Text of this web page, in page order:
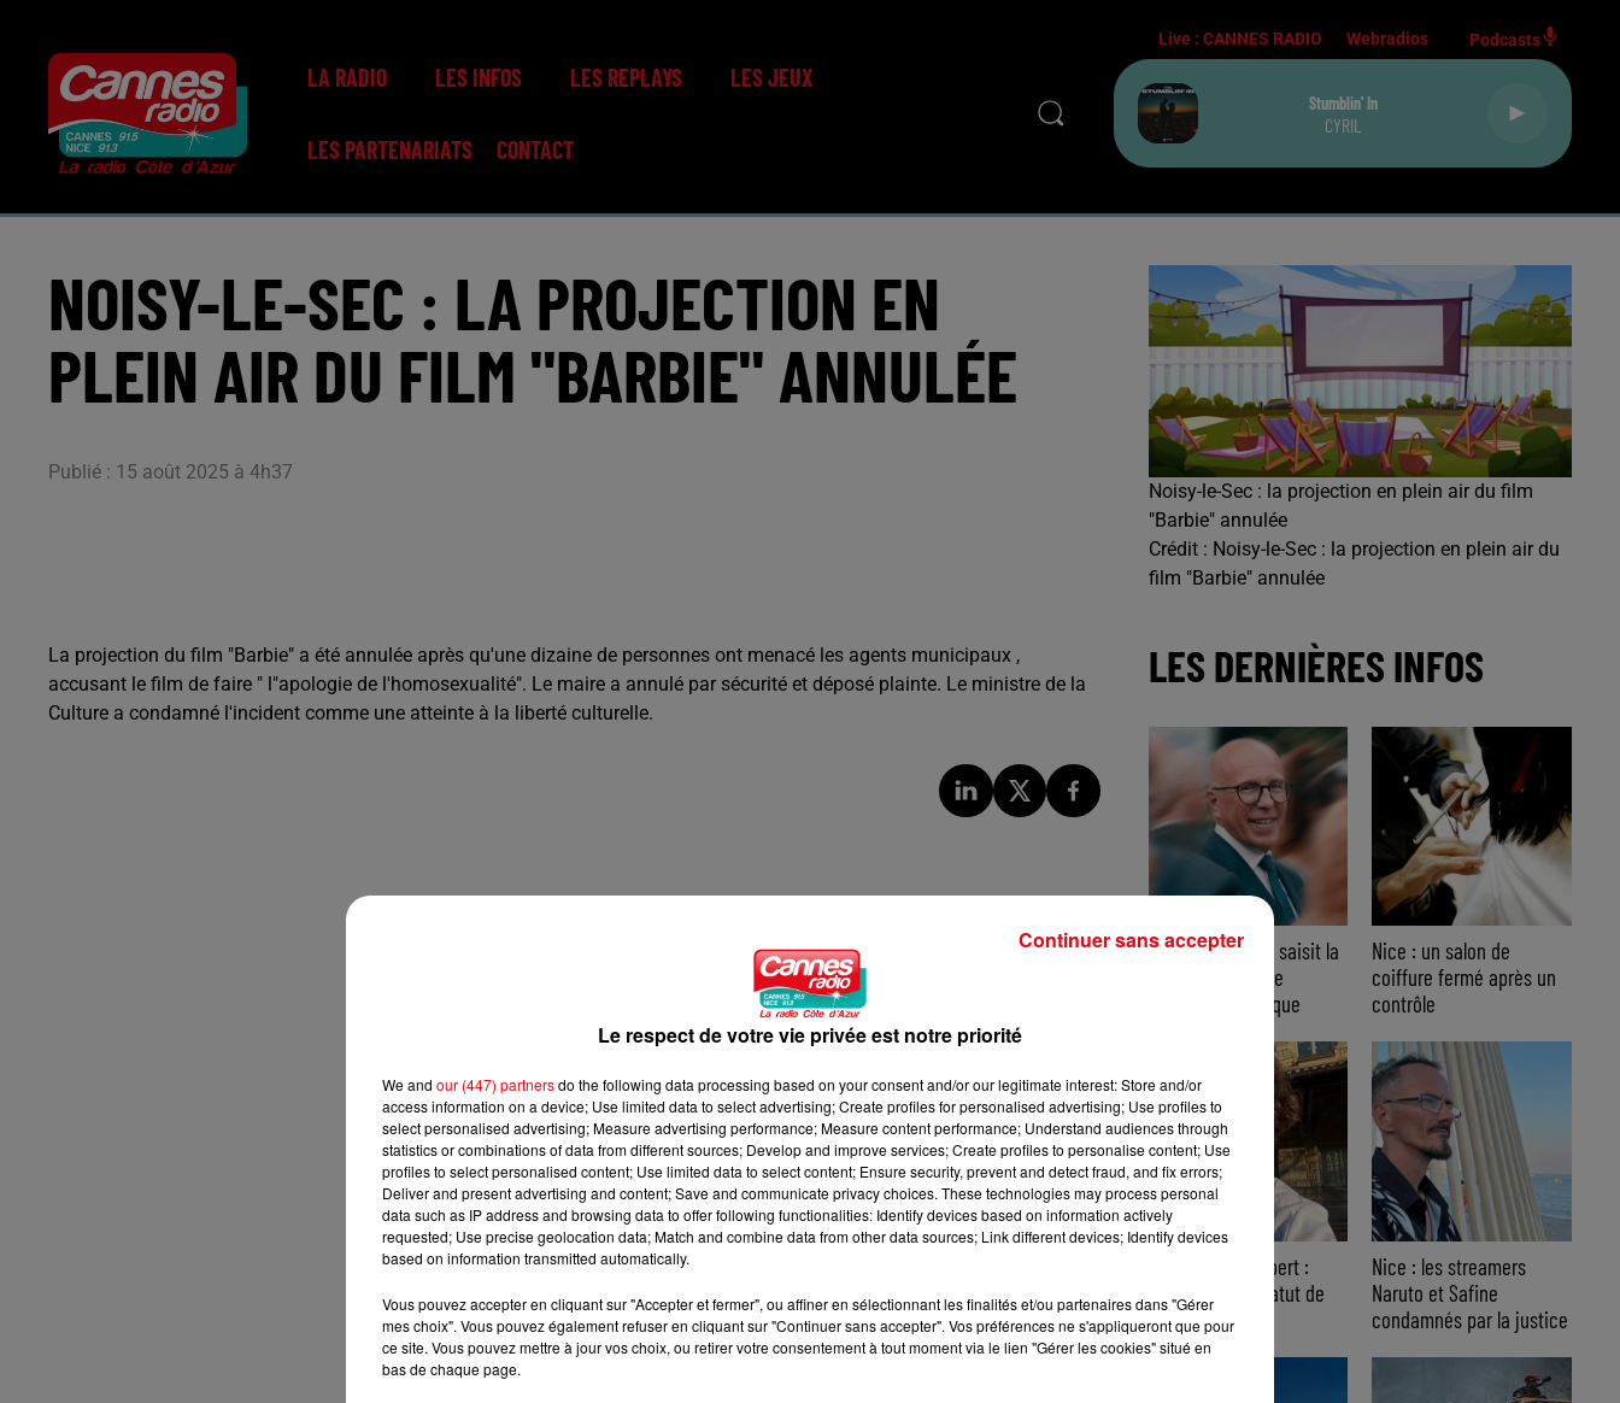
LA RADIO LES INFOS LES REPLAYS LES JEUX
LES PARTENARIATS CONTACT
Live :CANNES RADIO Webradios Podcasts
Stumblin' In
CYRIL
NOISY-LE-SEC : LA PROJECTION EN
PLEIN AIR DU FILM "BARBIE" ANNULÉE
Publié : 15 août 2025 à 4h37
Noisy-le-Sec : la projection en plein air du film
"Barbie" annulée
Crédit : Noisy-le-Sec : la projection en plein air du
film "Barbie" annulée
La projection du film "Barbie" a été annulée après qu'une dizaine de personnes ont menacé les agents municipaux ,
accusant le film de faire " l"apologie de l'homosexualité". Le maire a annulé par sécurité et déposé plainte. Le ministre de la
Culture a condamné l'incident comme une atteinte à la liberté culturelle.
LES DERNIÈRES INFOS
Nice : Éric Ciotti saisit la
justice après une
chanson polémique
Nice : un salon de
coiffure fermé après un
contrôle
Affaire Jean Imbert :
placé sous le statut de
témoin assisté
Nice : les streamers
Naruto et Safine
condamnés par la justice
Le respect de votre vie privée est notre priorité
We and our (447) partnersdo the following data processing based on your consent and/or our legitimate interest: Store and/or
access information on a device; Use limited data to select advertising; Create profiles for personalised advertising; Use profiles to
select personalised advertising; Measure advertising performance; Measure content performance; Understand audiences through
statistics or combinations of data from different sources; Develop and improve services; Create profiles to personalise content; Use
profiles to select personalised content; Use limited data to select content; Ensure security, prevent and detect fraud, and fix errors;
Deliver and present advertising and content; Save and communicate privacy choices. These technologies may process personal
data such as IP address and browsing data to offer following functionalities: Identify devices based on information actively
requested; Use precise geolocation data; Match and combine data from other data sources; Link different devices; Identify devices
based on information transmitted automatically.
Vous pouvez accepter en cliquant sur "Accepter et fermer", ou affiner en sélectionnant les finalités et/ou partenaires dans "Gérer
mes choix". Vous pouvez également refuser en cliquant sur "Continuer sans accepter". Vos préférences ne s'appliqueront que pour
ce site. Vous pouvez mettre à jour vos choix, ou retirer votre consentement à tout moment via le lien "Gérer les cookies" situé en
bas de chaque page.
Continuer sans accepter